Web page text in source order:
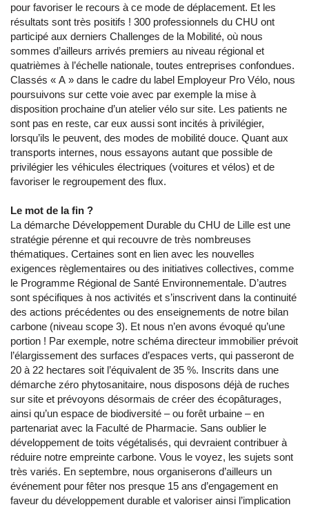
pour favoriser le recours à ce mode de déplacement. Et les
résultats sont très positifs ! 300 professionnels du CHU ont
participé aux derniers Challenges de la Mobilité, où nous
sommes d’ailleurs arrivés premiers au niveau régional et
quatrièmes à l’échelle nationale, toutes entreprises confondues.
Classés « A » dans le cadre du label Employeur Pro Vélo, nous
poursuivons sur cette voie avec par exemple la mise à
disposition prochaine d’un atelier vélo sur site. Les patients ne
sont pas en reste, car eux aussi sont incités à privilégier,
lorsqu’ils le peuvent, des modes de mobilité douce. Quant aux
transports internes, nous essayons autant que possible de
privilégier les véhicules électriques (voitures et vélos) et de
favoriser le regroupement des flux.
Le mot de la fin ?
La démarche Développement Durable du CHU de Lille est une
stratégie pérenne et qui recouvre de très nombreuses
thématiques. Certaines sont en lien avec les nouvelles
exigences règlementaires ou des initiatives collectives, comme
le Programme Régional de Santé Environnementale. D’autres
sont spécifiques à nos activités et s’inscrivent dans la continuité
des actions précédentes ou des enseignements de notre bilan
carbone (niveau scope 3). Et nous n’en avons évoqué qu’une
portion ! Par exemple, notre schéma directeur immobilier prévoit
l’élargissement des surfaces d’espaces verts, qui passeront de
20 à 22 hectares soit l’équivalent de 35 %. Inscrits dans une
démarche zéro phytosanitaire, nous disposons déjà de ruches
sur site et prévoyons désormais de créer des écopâturages,
ainsi qu’un espace de biodiversité – ou forêt urbaine – en
partenariat avec la Faculté de Pharmacie. Sans oublier le
développement de toits végétalisés, qui devraient contribuer à
réduire notre empreinte carbone. Vous le voyez, les sujets sont
très variés. En septembre, nous organiserons d’ailleurs un
événement pour fêter nos presque 15 ans d’engagement en
faveur du développement durable et valoriser ainsi l’implication